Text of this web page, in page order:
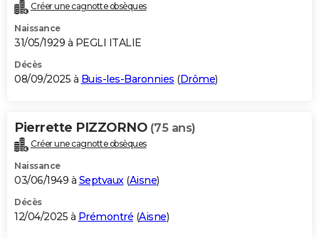
Destinations
City break
Voyage nature
Voyage de noces
Forum
Climat
+PHOTO
GUIDES D'ACHAT
BONS PLANS
Carte de Noël
Carte Bonne année
Carte Saint-Valentin
Carte Pâques
Carte d'anniversaire
DICTIONNAIRE
Dictionnaire
Biographies
Citations
Expressions
Proverbes
PROGRAMME TV
S'inscrire
Se connecter
Lycées
Collèges
Primaires
Universités
Entreprises
Service militaire
Avis de recherche
AVIS DE DÉCÈS
Créer une cagnotte obsèques
Naissance
31/05/1929 à PEGLI ITALIE
Décès
08/09/2025 à Buis-les-Baronnies (Drôme)
Pierrette PIZZORNO (75 ans)
Créer une cagnotte obsèques
Naissance
03/06/1949 à Septvaux(Aisne)
Décès
12/04/2025 à Prémontré (Aisne)